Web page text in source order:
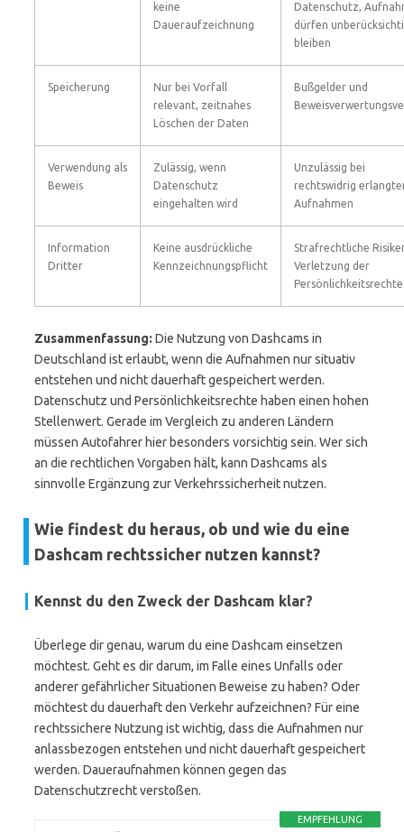
keine
Daueraufzeichnung
Datenschutz,
dürfen
bleiben
Speicherung
Nur bei Vorfall
relevant, zeitnahes
Löschen der Daten
Bußgelder und
Verwendung als
Beweis
Zulässig, wenn
Datenschutz
eingehalten wird
Unzulässig bei
rechtswidrig
Aufnahmen
Information
Dritter
Keine ausdrückliche
Kennzeichnungspflicht
Strafrechtliche
Verletzung der
Persönlichkeitsrechte
Zusammenfassung: Die Nutzung von Dashcams in
Deutschland ist erlaubt, wenn die Aufnahmen nur situativ
entstehen und nicht dauerhaft gespeichert werden.
Datenschutz und Persönlichkeitsrechte haben einen hohen
Stellenwert. Gerade im Vergleich zu anderen Ländern
müssen Autofahrer hier besonders vorsichtig sein. Wer sich
an die rechtlichen Vorgaben hält, kann Dashcams als
sinnvolle Ergänzung zur Verkehrssicherheit nutzen.
Wie findest du heraus, ob und wie du eine
Dashcam rechtssicher nutzen kannst?
Kennst du den Zweck der Dashcam klar?
Überlege dir genau, warum du eine Dashcam einsetzen
möchtest. Geht es dir darum, im Falle eines Unfalls oder
anderer gefährlicher Situationen Beweise zu haben? Oder
möchtest du dauerhaft den Verkehr aufzeichnen? Für eine
rechtssichere Nutzung ist wichtig, dass die Aufnahmen nur
anlassbezogen entstehen und nicht dauerhaft gespeichert
werden. Daueraufnahmen können gegen das
Datenschutzrecht verstoßen.
EMPFEHLUNG